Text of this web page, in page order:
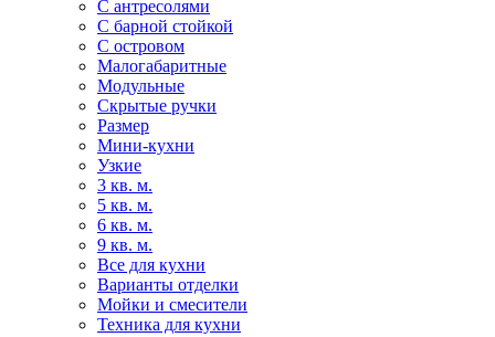
С антресолями
С барной стойкой
С островом
Малогабаритные
Модульные
Скрытые ручки
Размер
Мини-кухни
Узкие
3 кв. м.
5 кв. м.
6 кв. м.
9 кв. м.
Все для кухни
Варианты отделки
Мойки и смесители
Техника для кухни